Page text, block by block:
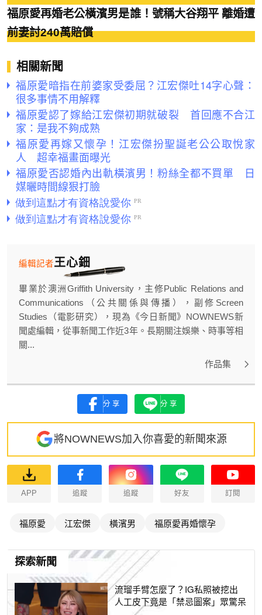
福原愛再婚老公橫濱男是誰！號稱大谷翔平 離婚遭
前妻討240萬賠償
相關新聞
福原愛暗指在前婆家受委屈？江宏傑吐14字心聲：
很多事情不用解釋
福原愛認了嫁給江宏傑初期就破裂 首回應不合江
家：是我不夠成熟
福原愛再嫁又懷孕！江宏傑扮聖誕老公公取悅家
人 超幸福畫面曝光
福原愛否認婚內出軌橫濱男！粉絲全都不買單 日
媒曬時間線狠打臉
王心鈿
編輯記者
畢業於澳洲Griffith University，主修Public Relations and
Communications（公共關係與傳播），副修Screen
Studies（電影研究），現為《今日新聞》NOWNEWS新
聞處編輯，從事新聞工作近3年。長期關注娛樂、時事等相
關...
作品集
分享 分享
將NOWNEWS加入你喜愛的新聞來源
APP 追蹤 追蹤 好友 訂閱
福原愛 江宏傑 橫濱男 福原愛再婚懷孕
探索新聞
流瑠手臂怎麼了？IG私照被挖出
人工皮下竟是「禁忌圖案」眾驚呆